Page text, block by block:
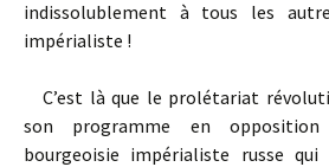
indissolublement à tous les
impérialiste !
C’est là que le prolétariat
son programme en
bourgeoisie impérialiste russe qui